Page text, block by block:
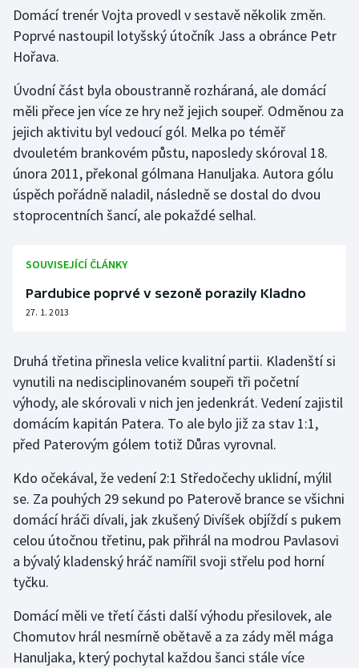
Golf
Gymnastika
Házená
Jezdectví
Judo
Lezení
Lyže a snowboard
Motorsport
Olympijské hry
Plavání
Plážový volejbal
Ragby
Rychlobruslení
Rychlostní kanoistika
Domácí trenér Vojta provedl v sestavě několik změn.
Poprvé nastoupil lotyšský útočník Jass a obránce Petr
Hořava.
Úvodní část byla oboustranně rozháraná, ale domácí
měli přece jen více ze hry než jejich soupeř. Odměnou za
jejich aktivitu byl vedoucí gól. Melka po téměř
dvouletém brankovém půstu, naposledy skóroval 18.
února 2011, překonal gólmana Hanuljaka. Autora gólu
úspěch pořádně naladil, následně se dostal do dvou
stoprocentních šancí, ale pokaždé selhal.
SOUVISEJÍCÍ ČLÁNKY
Pardubice poprvé v sezoně porazily Kladno
27. 1. 2013
Druhá třetina přinesla velice kvalitní partii. Kladenští si
vynutili na nedisciplinovaném soupeři tři početní
výhody, ale skórovali v nich jen jedenkrát. Vedení zajistil
domácím kapitán Patera. To ale bylo již za stav 1:1,
před Paterovým gólem totiž Důras vyrovnal.
Kdo očekával, že vedení 2:1 Středočechy uklidní, mýlil
se. Za pouhých 29 sekund po Paterově brance se všichni
domácí hráči dívali, jak zkušený Divíšek objíždí s pukem
celou útočnou třetinu, pak přihrál na modrou Pavlasovi
a bývalý kladenský hráč namířil svoji střelu pod horní
tyčku.
Domácí měli ve třetí části další výhodu přesilovek, ale
Chomutov hrál nesmírně obětavě a za zády měl mága
Hanuljaka, který pochytal každou šanci stále více